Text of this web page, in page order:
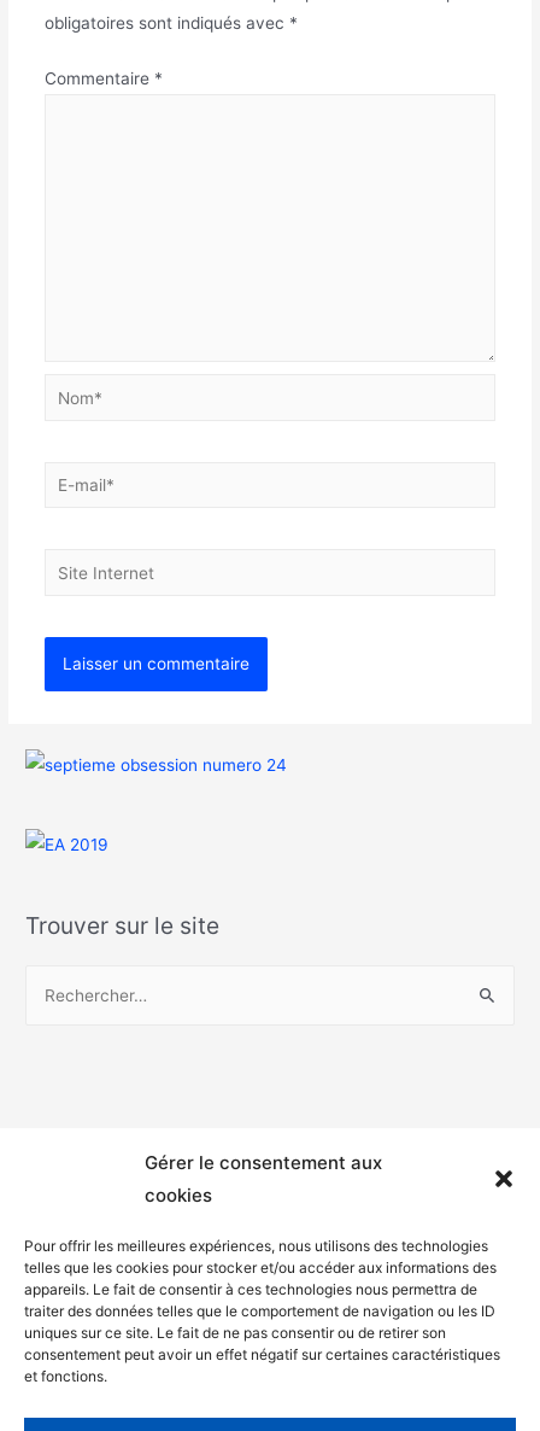
Gérer le consentement aux
cookies
Pour offrir les meilleures expériences, nous utilisons des technologies
telles que les cookies pour stocker et/ou accéder aux informations des
appareils. Le fait de consentir à ces technologies nous permettra de
traiter des données telles que le comportement de navigation ou les ID
uniques sur ce site. Le fait de ne pas consentir ou de retirer son
consentement peut avoir un effet négatif sur certaines caractéristiques
et fonctions.
obligatoires sont indiqués avec *
Commentaire *
Trouver sur le site
Mentions légales
Politique de confidentialité